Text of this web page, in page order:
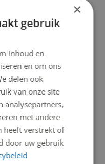
×
gebruik
inhoud en
en om ons
delen ook
van onze site
analysepartners,
met andere
heeft verstrekt of
door uw gebruik